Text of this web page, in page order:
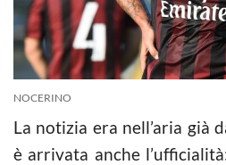
NOCERINO
La notizia era nell’aria già
è arrivata anche